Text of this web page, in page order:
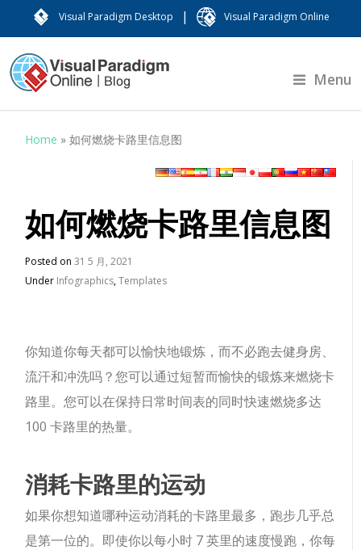
Visual Paradigm Desktop | Visual Paradigm Online
Menu
Home »如何燃烧卡路里信息图
如何燃烧卡路里信息图
Posted on31 5 月, 2021
Under Infographics,Templates
你知道你每天都可以愉快地锻炼，而不必跑去健身房、
流汗和冲洗吗？您可以通过短暂而愉快的锻炼来燃烧卡
路里。您可以在保持日常时间表的同时快速燃烧多达
100 卡路里的热量。
消耗卡路里的运动
如果你想知道哪种运动消耗的卡路里最多，跑步几乎总
是第一位的。即使你以每小时 7 英里的速度慢跑，你每